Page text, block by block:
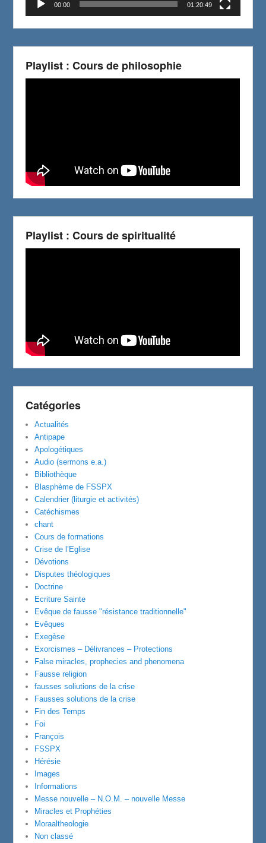
00:00 01:20:49
Playlist : Cours de philosophie
Playlist : Cours de spiritualité
Catégories
Actualités
Antipape
Apologétiques
Audio (sermons e.a.)
Bibliothèque
Blasphème de FSSPX
Calendrier (liturgie et activités)
Catéchismes
chant
Cours de formations
Crise de l’Eglise
Dévotions
Disputes théologiques
Doctrine
Ecriture Sainte
Evêque de fausse "résistance traditionnelle"
Evêques
Exegèse
Exorcismes – Délivrances – Protections
False miracles, prophecies and phenomena
Fausse religion
fausses soliutions de la crise
Fausses solutions de la crise
Fin des Temps
Foi
François
FSSPX
Hérésie
Images
Informations
Messe nouvelle – N.O.M. – nouvelle Messe
Miracles et Prophéties
Moraaltheologie
Non classé